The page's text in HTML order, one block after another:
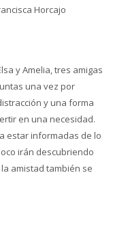
Horcajo
y Amelia, tres amigas
una vez por
y una forma
en una necesidad.
estar informadas de lo
irán descubriendo
amistad también se